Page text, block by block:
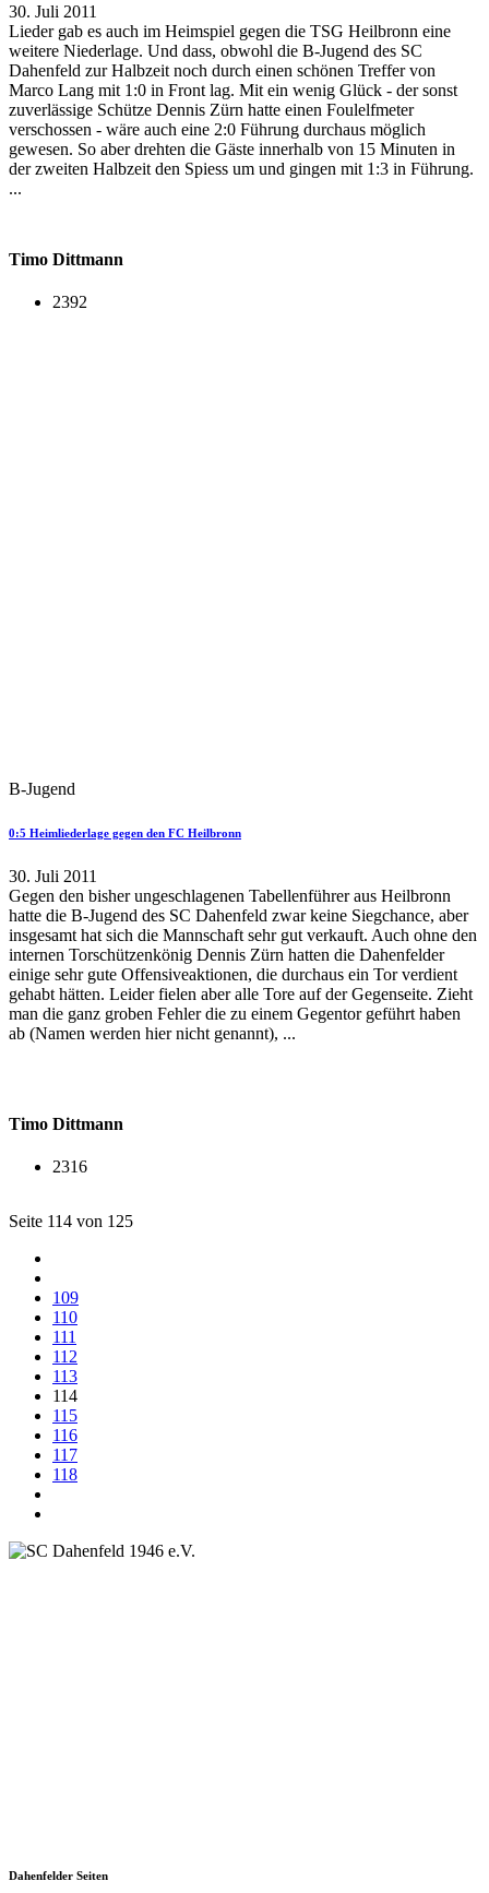
30. Juli 2011
Lieder gab es auch im Heimspiel gegen die TSG Heilbronn eine
weitere Niederlage. Und dass, obwohl die B-Jugend des SC
Dahenfeld zur Halbzeit noch durch einen schönen Treffer von
Marco Lang mit 1:0 in Front lag. Mit ein wenig Glück - der sonst
zuverlässige Schütze Dennis Zürn hatte einen Foulelfmeter
verschossen - wäre auch eine 2:0 Führung durchaus möglich
gewesen. So aber drehten die Gäste innerhalb von 15 Minuten in
der zweiten Halbzeit den Spiess um und gingen mit 1:3 in Führung.
...
Timo Dittmann
2392
B-Jugend
0:5 Heimliederlage gegen den FC Heilbronn
30. Juli 2011
Gegen den bisher ungeschlagenen Tabellenführer aus Heilbronn
hatte die B-Jugend des SC Dahenfeld zwar keine Siegchance, aber
insgesamt hat sich die Mannschaft sehr gut verkauft. Auch ohne den
internen Torschützenkönig Dennis Zürn hatten die Dahenfelder
einige sehr gute Offensiveaktionen, die durchaus ein Tor verdient
gehabt hätten. Leider fielen aber alle Tore auf der Gegenseite. Zieht
man die ganz groben Fehler die zu einem Gegentor geführt haben
ab (Namen werden hier nicht genannt), ...
Timo Dittmann
2316
Seite 114 von 125
109
110
111
112
113
114
115
116
117
118
Dahenfelder Seiten